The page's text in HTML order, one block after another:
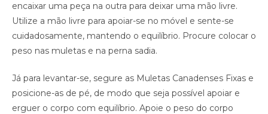
encaixar uma peça na outra para deixar uma mão livre.
Utilize a mão livre para apoiar-se no móvel e sente-se
cuidadosamente, mantendo o equilíbrio. Procure colocar o
peso nas muletas e na perna sadia.
Já para levantar-se, segure as Muletas Canadenses Fixas e
posicione-as de pé, de modo que seja possível apoiar e
erguer o corpo com equilíbrio. Apoie o peso do corpo